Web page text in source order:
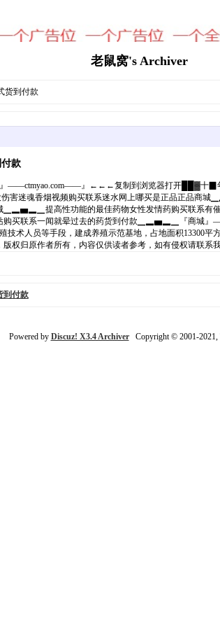
老鼠窝's Archiver
货到付款
款
『商城』——ctmyao.com——』←←←复制到浏览器
香烟视频购买联系迷水网上哪买是正品正品
▁▂▅▂▁提高性功能的最佳药物女性发情药购买联
买联系一闻就晕过去的药货到付款▁▂▅▂▁『商
术人员等手段，建成养殖示范基地，占地面积13300
权归原作者所有，内容仅供读者参考，如有侵权请联系
到付款
Powered by Discuz! X3.4 ArchiverCopyright © 2001-2021,